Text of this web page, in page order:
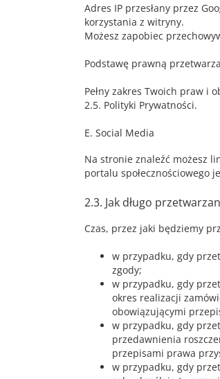
Adres IP przesłany przez
korzystania z witryny.
Możesz zapobiec
Podstawę prawną
Pełny zakres Twoich praw i
2.5. Polityki Prywatności.
E. Social Media
Na stronie znaleźć możesz
portalu społecznościowego
2.3. Jak długo
Czas, przez jaki będziemy
w przypadku, gdy
zgody;
w przypadku, gdy
okres realizacji
obowiązującymi
w przypadku, gdy
przedawnienia
przepisami prawa
w przypadku, gdy